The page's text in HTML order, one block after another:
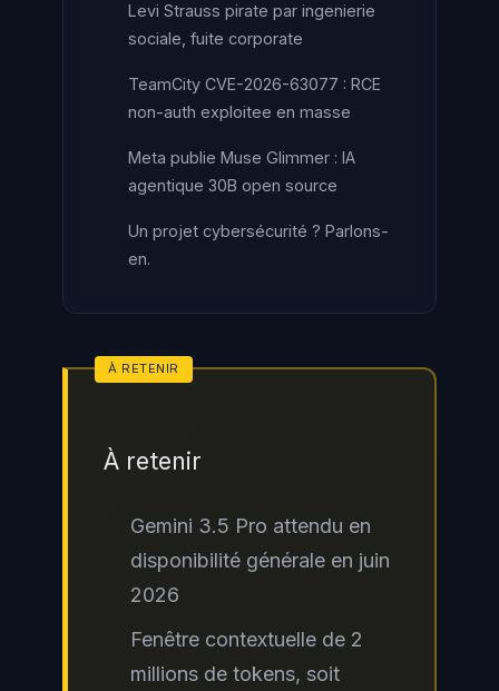
Levi Strauss pirate par ingenierie
sociale, fuite corporate
TeamCity CVE-2026-63077 : RCE
non-auth exploitee en masse
Meta publie Muse Glimmer : IA
agentique 30B open source
Un projet cybersécurité ? Parlons-
en.
À retenir
Gemini 3.5 Pro attendu en
disponibilité générale en juin
2026
Fenêtre contextuelle de 2
millions de tokens, soit